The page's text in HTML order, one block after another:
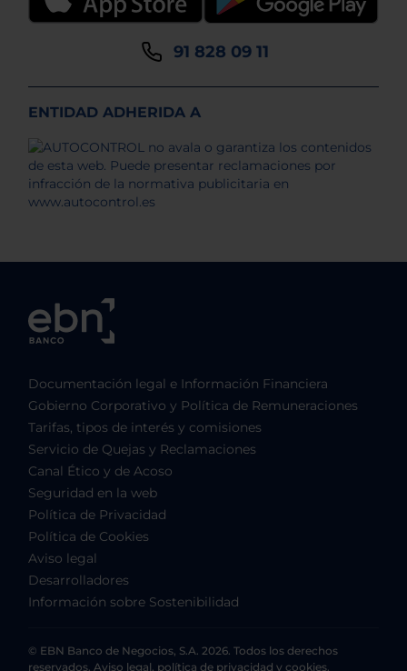
91 828 09 11
ENTIDAD ADHERIDA A
Documentación legal e Información Financiera
Gobierno Corporativo y Política de Remuneraciones
Tarifas, tipos de interés y comisiones
Servicio de Quejas y Reclamaciones
Canal Ético y de Acoso
Seguridad en la web
Política de Privacidad
Política de Cookies
Aviso legal
Desarrolladores
Información sobre Sostenibilidad
© EBN Banco de Negocios, S.A. 2026. Todos los derechos
reservados. Aviso legal, política de privacidad y cookies.